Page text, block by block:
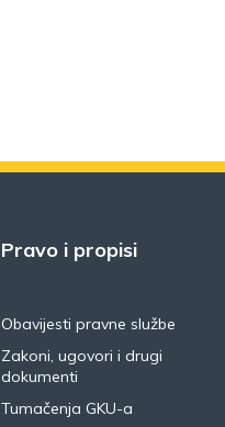
Pravo i propisi
Obavijesti pravne službe
Zakoni, ugovori i drugi
dokumenti
Tumačenja GKU-a